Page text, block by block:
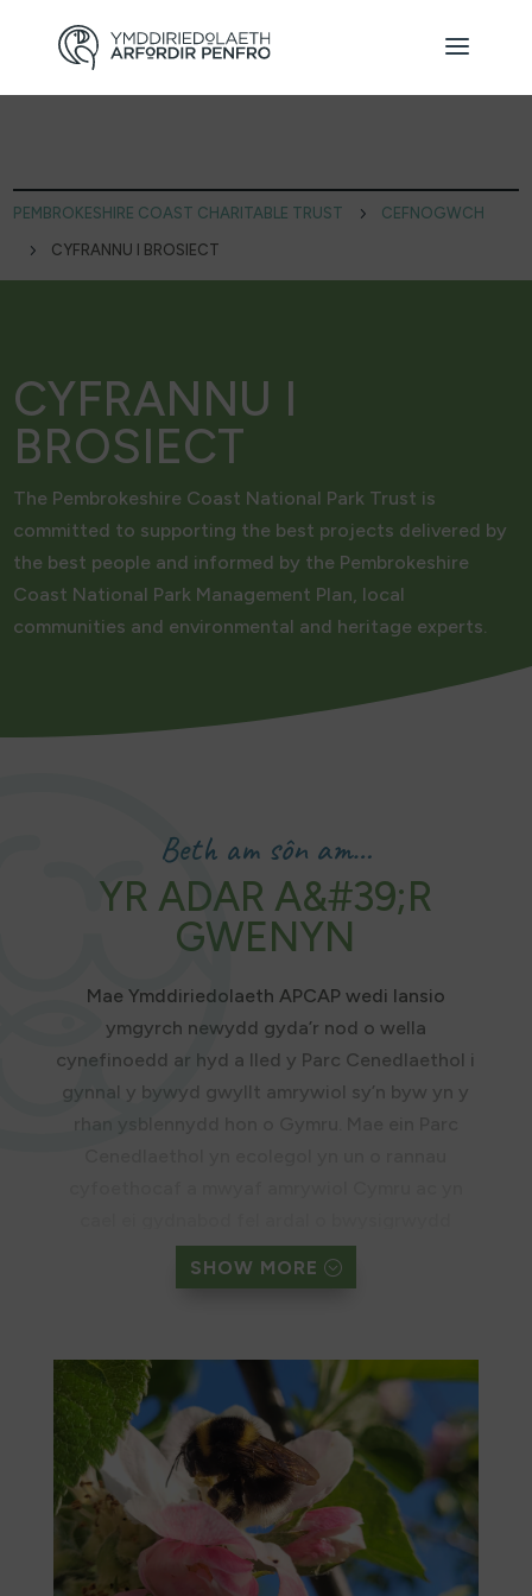
PEMBROKESHIRE COAST CHARITABLE TRUST 5 CEFNOGWCH
5 CYFRANNU I BROSIECT
CYFRANNU I
BROSIECT
The Pembrokeshire Coast National Park Trust is
committed to supporting the best projects delivered by
the best people and informed by the Pembrokeshire
Coast National Park Management Plan, local
communities and environmental and heritage experts.
Beth am sôn am…
YR ADAR A&#39;R
GWENYN
Mae Ymddiriedolaeth APCAP wedi lansio
ymgyrch newydd gyda’r nod o wella
cynefinoedd ar hyd a lled y Parc Cenedlaethol i
gynnal y bywyd gwyllt amrywiol sy’n byw yn y
rhyngwladol am ystod eang o gynefinoedd o
ansawdd uchel ac am rywogaethau prin..
MAE ANGEN EICH CYMORTH
ARNOM
Beth am sôn am…Yr Adar a’r Gwenyn
Mae’r Gardwenynen Feinlais yn un o’r cacwn
sydd fwyaf dan fygythiad yn y DU. Yn Sir
Benfro mae gennym un o’r poblogaethau olaf
sydd wedi goroesi, yn bennaf oherwydd ein
SHOW MORE